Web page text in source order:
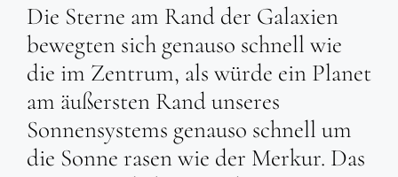
Die Sterne am Rand der Galaxien
bewegten sich genauso schnell wie
die im Zentrum, als würde ein Planet
am äußersten Rand unseres
Sonnensystems genauso schnell um
die Sonne rasen wie der Merkur. Das